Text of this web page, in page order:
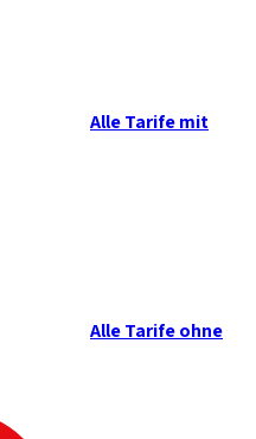
Alle Tarife mit
Alle Tarife ohne